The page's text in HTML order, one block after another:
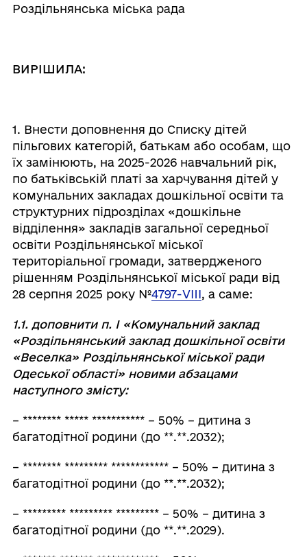
Роздільнянська міська рада
ВИРІШИЛА:
1. Внести доповнення до Списку дітей
пільгових категорій, батькам або особам, що
їх замінюють, на 2025-2026 навчальний рік,
по батьківській платі за харчування дітей у
комунальних закладах дошкільної освіти та
структурних підрозділах «дошкільне
відділення» закладів загальної середньої
освіти Роздільнянської міської
територіальної громади, затвердженого
рішенням Роздільнянської міської ради від
28 серпня 2025 року №4797-VIII, а саме:
1.1. доповнити п. І «Комунальний заклад
«Роздільнянський заклад дошкільної освіти
«Веселка» Роздільнянської міської ради
Одеської області» новими абзацами
наступного змісту:
– ******** ***** *********** – 50% – дитина з
багатодітної родини (до **.**.2032);
– ******** ********* ************ – 50% – дитина з
багатодітної родини (до **.**.2032);
– ********* ********* ********* – 50% – дитина з
багатодітної родини (до **.**.2029).